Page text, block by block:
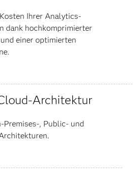
Ihrer Analytics-
dank hochkomprimierter
einer optimierten
Architektur
, Public- und